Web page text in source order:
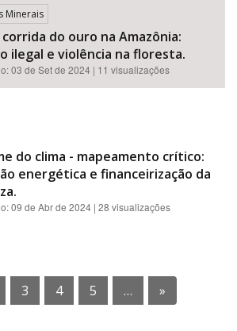
Minerais
do ouro na Amazônia:
ilegal e violência na floresta.
03 de Set de 2024 | 11 visualizações
do clima - mapeamento crítico:
energética e financeirização da
09 de Abr de 2024 | 28 visualizações
3 4 5 … »